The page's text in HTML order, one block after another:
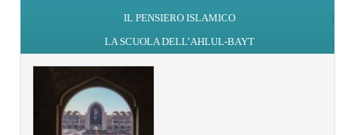
IL PENSIERO ISLAMICO
LA SCUOLA DELL’AHLUL-BAYT